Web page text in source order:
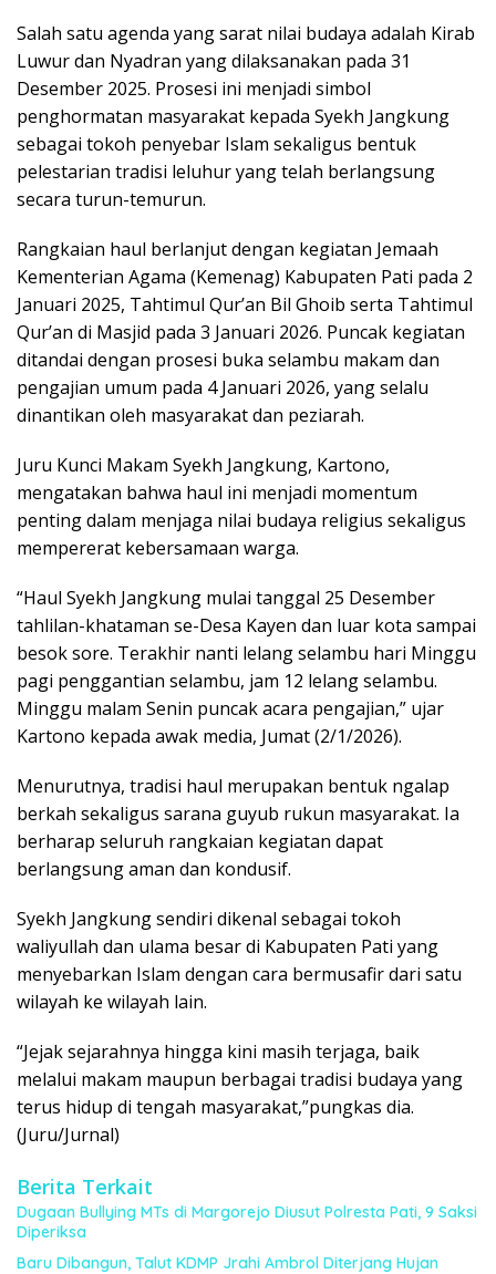
Salah satu agenda yang sarat nilai budaya adalah Kirab
Luwur dan Nyadran yang dilaksanakan pada 31
Desember 2025. Prosesi ini menjadi simbol
penghormatan masyarakat kepada Syekh Jangkung
sebagai tokoh penyebar Islam sekaligus bentuk
pelestarian tradisi leluhur yang telah berlangsung
secara turun-temurun.
Rangkaian haul berlanjut dengan kegiatan Jemaah
Kementerian Agama (Kemenag) Kabupaten Pati pada 2
Januari 2025, Tahtimul Qur’an Bil Ghoib serta Tahtimul
Qur’an di Masjid pada 3 Januari 2026. Puncak kegiatan
ditandai dengan prosesi buka selambu makam dan
pengajian umum pada 4 Januari 2026, yang selalu
dinantikan oleh masyarakat dan peziarah.
Juru Kunci Makam Syekh Jangkung, Kartono,
mengatakan bahwa haul ini menjadi momentum
penting dalam menjaga nilai budaya religius sekaligus
mempererat kebersamaan warga.
“Haul Syekh Jangkung mulai tanggal 25 Desember
tahlilan-khataman se-Desa Kayen dan luar kota sampai
besok sore. Terakhir nanti lelang selambu hari Minggu
pagi penggantian selambu, jam 12 lelang selambu.
Minggu malam Senin puncak acara pengajian,” ujar
Kartono kepada awak media, Jumat (2/1/2026).
Menurutnya, tradisi haul merupakan bentuk ngalap
berkah sekaligus sarana guyub rukun masyarakat. Ia
berharap seluruh rangkaian kegiatan dapat
berlangsung aman dan kondusif.
Syekh Jangkung sendiri dikenal sebagai tokoh
waliyullah dan ulama besar di Kabupaten Pati yang
menyebarkan Islam dengan cara bermusafir dari satu
wilayah ke wilayah lain.
“Jejak sejarahnya hingga kini masih terjaga, baik
melalui makam maupun berbagai tradisi budaya yang
terus hidup di tengah masyarakat,”pungkas dia.
(Juru/Jurnal)
Berita Terkait
Dugaan Bullying MTs di Margorejo Diusut Polresta Pati, 9 Saksi
Diperiksa
Baru Dibangun, Talut KDMP Jrahi Ambrol Diterjang Hujan